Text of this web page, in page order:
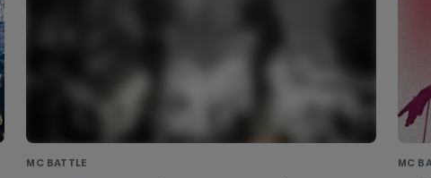
MC BATTLE MC